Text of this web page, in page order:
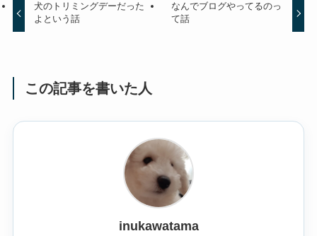
犬のトリミングデーだった
よという話
なんでブログやってるのっ
て話
この記事を書いた人
inukawatama